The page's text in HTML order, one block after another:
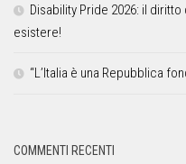
Disability Pride 2026: il
esistere!
“L’Italia è una Repubblica
COMMENTI RECENTI